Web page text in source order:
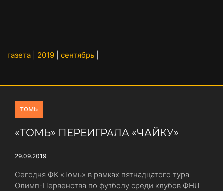
газета 2019 сентябрь
томь
«ТОМЬ» ПЕРЕИГРАЛА «ЧАЙКУ»
29.09.2019
Сегодня ФК «Томь» в рамках пятнадцатого тура
Олимп-Первенства по футболу среди клубов ФНЛ